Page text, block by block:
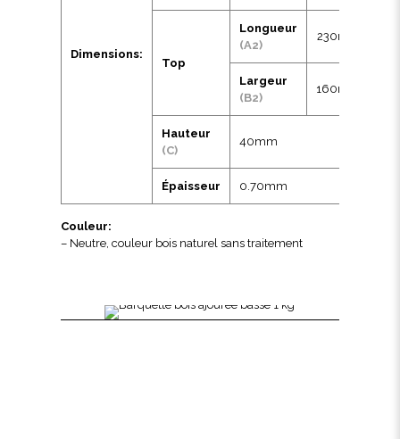
Dimensions:
Top
Longueur
(A2)
230mm
Largeur
(B2)
160mm
Hauteur
(C)
40mm
Épaisseur 0.70mm
Couleur:
– Neutre, couleur bois naturel sans traitement